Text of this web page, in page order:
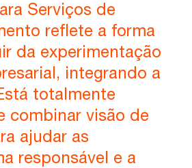
Serviços de
reflete a forma
da experimentação
integrando a
totalmente
combinar visão de
ajudar as
responsável e a